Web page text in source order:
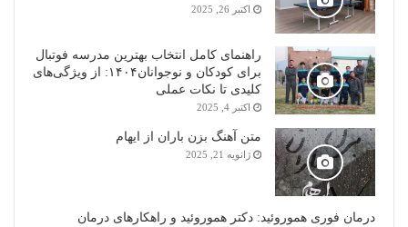
اکتبر 26, 2025
راهنمای کامل انتخاب بهترین مدرسه فوتبال
برای کودکان و نوجوانان۱۴۰۴: از ویژگی‌های
کلیدی تا نکات عملی
اکتبر 4, 2025
متن آهنگ بزن باران از ایهام
ژانویه 21, 2025
درمان فوری هموروئید: دکتر هموروئید و راهکارهای درمان